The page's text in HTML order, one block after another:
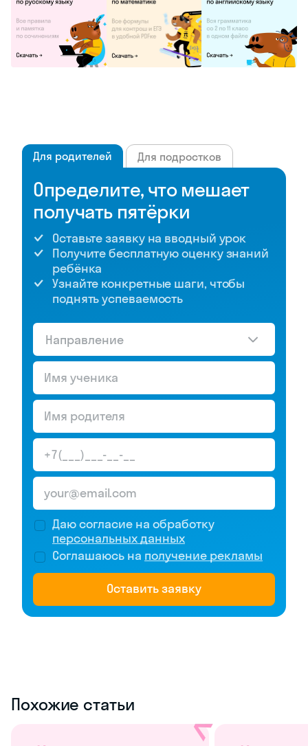
Для родителей Для подростков
Определите, что мешает
получать пятёрки
Оставьте заявку на вводный урок
Получите бесплатную оценку знаний
ребёнка
Узнайте конкретные шаги, чтобы
поднять успеваемость
Направление
Даю согласие на обработку
персональных данных
Соглашаюсь на получение рекламы
Оставить заявку
Похожие статьи